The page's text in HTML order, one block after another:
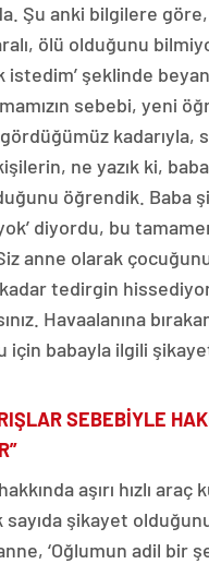
Şu anki bilgilere
ölü olduğunu
istedim’ şeklinde
sebebi, yeni
kadarıyla,
ne yazık ki,
öğrendik. Baba
diyordu, bu
anne olarak
kadar tedirgin
Havaalanına
için babayla ilgili
SEBEBİYLE
aşırı hızlı araç
şikayet
‘Oğlumun adil bir